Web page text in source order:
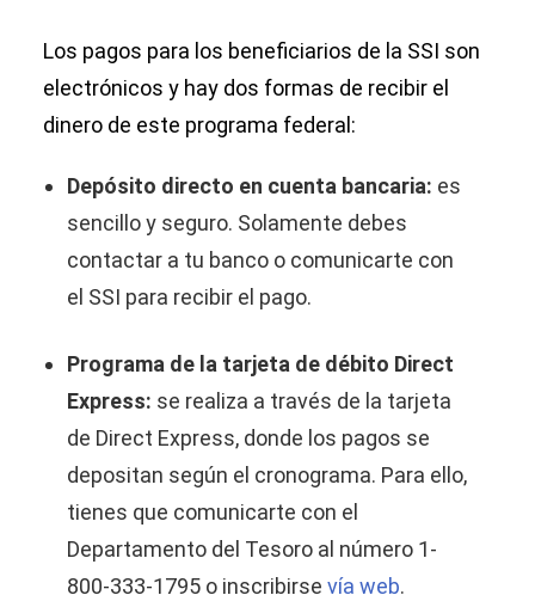
Los pagos para los beneficiarios de la SSI son
electrónicos y hay dos formas de recibir el
dinero de este programa federal:
Depósito directo en cuenta bancaria: es
sencillo y seguro. Solamente debes
contactar a tu banco o comunicarte con
el SSI para recibir el pago.
Programa de la tarjeta de débito Direct
Express: se realiza a través de la tarjeta
de Direct Express, donde los pagos se
depositan según el cronograma. Para ello,
tienes que comunicarte con el
Departamento del Tesoro al número 1-
800-333-1795 o inscribirse vía web.